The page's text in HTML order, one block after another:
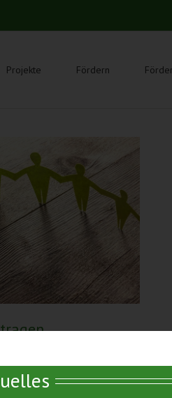
Projekte Fördern
Engagement in